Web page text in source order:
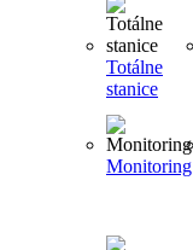
Totálne
stanice
Monitoring